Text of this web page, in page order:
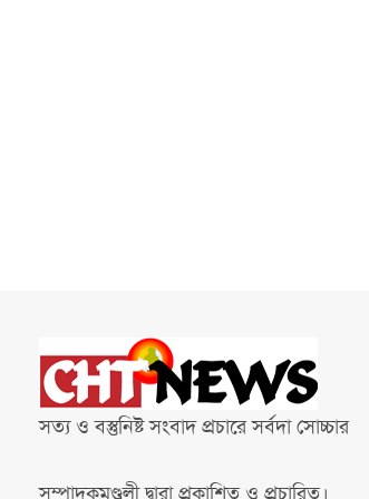
সত্য ও বস্তুনিষ্ট সংবাদ প্রচারে সর্বদা সোচ্চার
সম্পাদকমণ্ডলী দ্বারা প্রকাশিত ও প্রচারিত।